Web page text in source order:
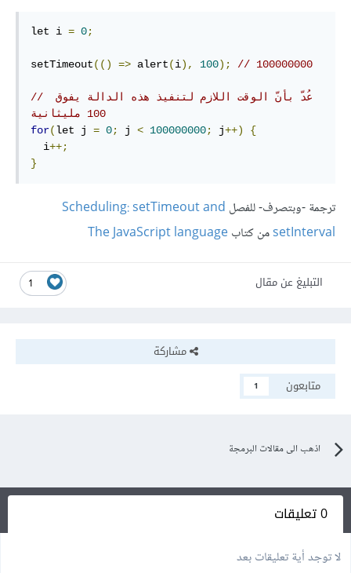
let i = 0;
setTimeout(() => alert(i), 100); // 100000000
// عُدّ بأنّ الوقت اللازم لتنفيذ هذه الدالة يفوق
100 مليثانية
for(let j = 0; j < 100000000; j++)
{
  i
++;
}
ترجمة -وبتصرف- للفصل Scheduling: setTimeout and
setIntervalمن كتابThe JavaScript language
1 التبليغ عن مقال
مشاركة
متابعون
1
اذهب الى مقالات البرمجة
0 تعليقات
لا توجد أية تعليقات بعد